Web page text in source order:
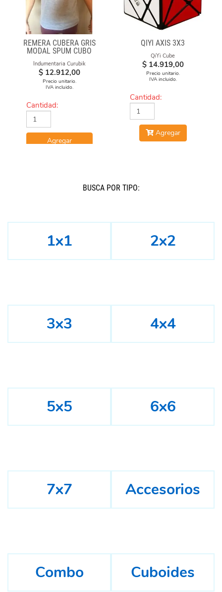
REMERA CUBERA GRIS
MODAL SPUM CUBO
Indumentaria Curubik
$ 12.912,00
Precio unitario.
IVA incluido.
Cantidad:
Agregar
QIYI AXIS 3X3
QiYi Cube
$ 14.919,00
Precio unitario.
IVA incluido.
Cantidad:
Agregar
BUSCÁ POR TIPO:
1x1 2x2
3x3 4x4
5x5 6x6
7x7 Accesorios
Combo Cuboides